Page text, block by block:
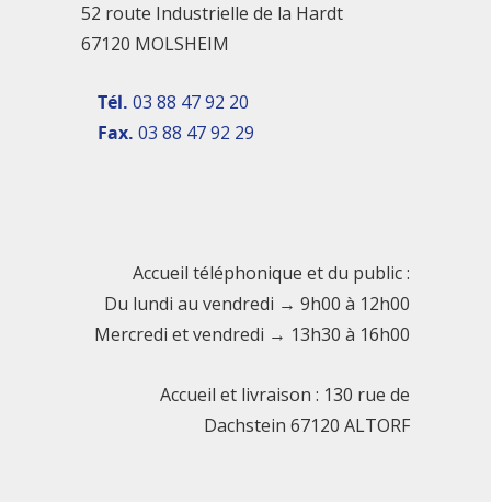
52 route Industrielle de la Hardt
67120 MOLSHEIM
Tél. 03 88 47 92 20
Fax. 03 88 47 92 29
Accueil téléphonique et du public :
Du lundi au vendredi → 9h00 à 12h00
Mercredi et vendredi → 13h30 à 16h00
Accueil et livraison : 130 rue de
Dachstein 67120 ALTORF